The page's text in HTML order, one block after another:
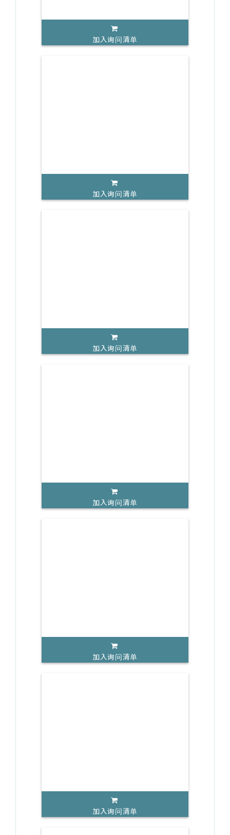
加入询问清单
加入询问清单
加入询问清单
加入询问清单
加入询问清单
加入询问清单